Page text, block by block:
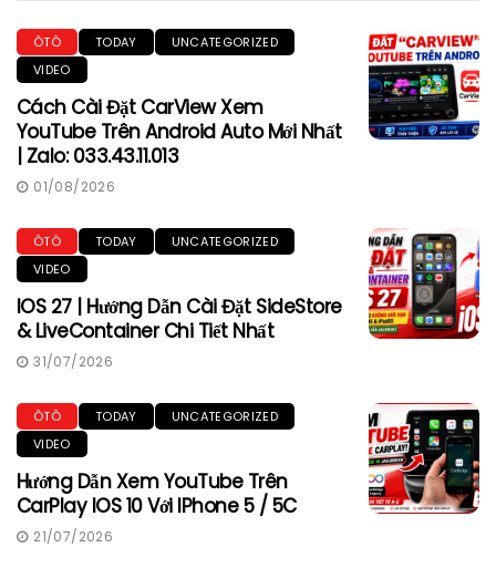
ÔTÔ TODAY
UNCATEGORIZED
VIDEO
Cách Cài Đặt CarView Xem
YouTube Trên Android Auto Mới Nhất
| Zalo: 033.43.11.013
01/08/2026
ÔTÔ TODAY
UNCATEGORIZED
VIDEO
IOS 27 | Hướng Dẫn Cài Đặt SideStore
& LiveContainer Chi Tiết Nhất
31/07/2026
ÔTÔ TODAY
UNCATEGORIZED
VIDEO
Hướng Dẫn Xem YouTube Trên
CarPlay IOS 10 Với IPhone 5 / 5C
21/07/2026